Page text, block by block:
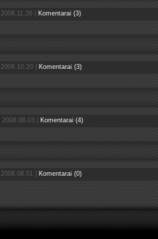
2008.11.26 Komentarai (3)
2008.10.20| Komentarai (3)
2008.08.03 Komentarai (4)
2008.08.01 Komentarai (0)